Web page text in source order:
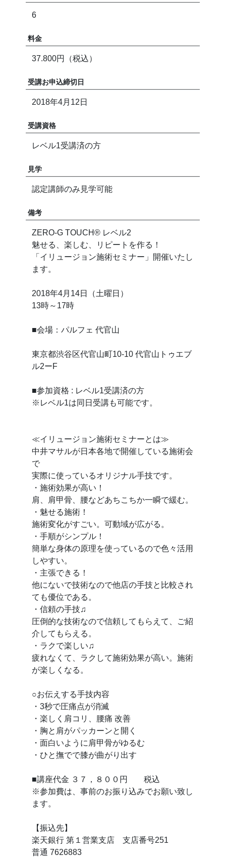
6
料金
37.800円（税込）
受講お申込締切日
2018年4月12日
受講資格
レベル1受講済の方
見学
認定講師のみ見学可能
備考
ZERO-G TOUCH®︎ レベル2
魅せる、楽しむ、リピートを作る！
「イリュージョン施術セミナー」開催いたし
ます。
2018年4月14日（土曜日）
13時～17時
■会場：パルフェ 代官山
東京都渋谷区代官山町10-10 代官山トゥエブ
ル2ーF
■参加資格 : レベル1受講済の方
※レベル1は同日受講も可能です。
≪イリュージョン施術セミナーとは≫
中井マサルが日本各地で開催している施術会
で
実際に使っているオリジナル手技です。
・施術効果が高い！
肩、肩甲骨、腰などあちこちか一瞬で緩む。
・魅せる施術！
施術変化がすごい。可動域が広がる。
・手順がシンプル！
簡単な身体の原理を使っているので色々活用
しやすい。
・主張できる！
他にないで技術なので他店の手技と比較され
ても優位である。
・信頼の手技♫
圧倒的な技術なので信頼してもらえて、ご紹
介してもらえる。
・ラクで楽しい♫
疲れなくて、ラクして施術効果が高い。施術
が楽しくなる。
○お伝えする手技内容
・3秒で圧痛点が消滅
・楽しく肩コリ、腰痛 改善
・胸と肩がパッカーンと開く
・面白いように肩甲骨がゆるむ
・ひと撫でで膝が曲がり出す
■講座代金 ３７，８００円 税込
※参加費は、事前のお振り込みでお願い致し
ます。
【振込先】
楽天銀行 第１営業支店 支店番号251
普通 7626883